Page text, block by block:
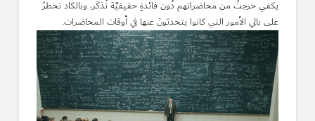
يكفي خرجتُ من محاضراتهم دُون فائدةٍ حقيقيَّة تُذكَر، وبالكاد تخطرُ
على بالي الأمور التي كانوا يتحدثونَ عنها في أوقات المحاضرات.